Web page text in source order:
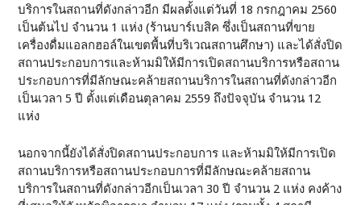
บริการในสถานที่ดังกล่าวอีก มีผลตั้งแต่วันที่ 18 กรกฎาคม 2560
เป็นต้นไป จำนวน 1 แห่ง (ร้านบาร์เบสิค ซึ่งเป็นสถานที่ขาย
เครื่องดื่มแอลกฮอล์ในเขตพื้นที่บริเวณสถานศึกษา) และได้สั่งปิด
สถานประกอบการและห้ามมิให้มีการเปิดสถานบริการหรือสถาน
ประกอบการที่มีลักษณะคล้ายสถานบริการในสถานที่ดังกล่าวอีก
เป็นเวลา 5 ปี ตั้งแต่เดือนตุลาคม 2559 ถึงปัจจุบัน จำนวน 12
แห่ง
นอกจากนี้ยังได้สั่งปิดสถานประกอบการ และห้ามมิให้มีการเปิด
สถานบริการหรือสถานประกอบการที่มีลักษณะคล้ายสถาน
บริการในสถานที่ดังกล่าวอีกเป็นเวลา 30 ปี จำนวน 2 แห่ง คงค้าง